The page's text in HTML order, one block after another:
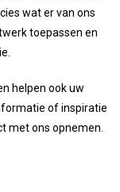
wat er van ons
toepassen en
helpen ook uw
of inspiratie
met ons opnemen.